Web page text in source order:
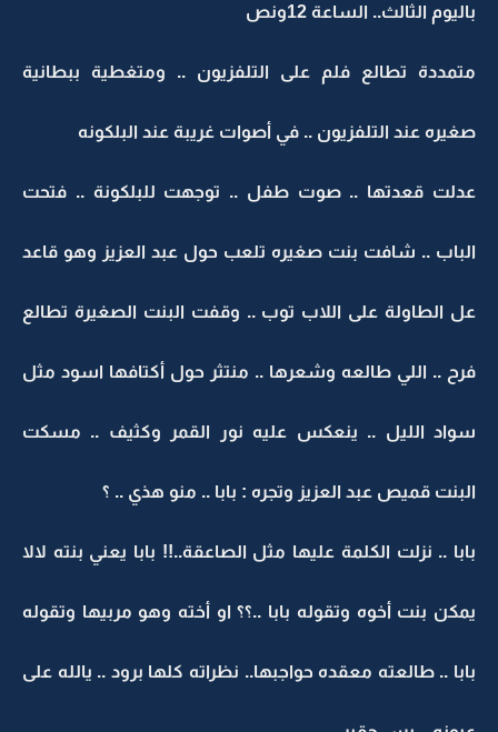
باليوم الثالث.. الساعة 12ونص
متمددة تطالع فلم على التلفزيون .. ومتغطية ببطانية
صغيره عند التلفزيون .. في أصوات غريبة عند البلكونه
عدلت قعدتها .. صوت طفل .. توجهت للبلكونة .. فتحت
الباب .. شافت بنت صغيره تلعب حول عبد العزيز وهو قاعد
عل الطاولة على اللاب توب .. وقفت البنت الصغيرة تطالع
فرح .. اللي طالعه وشعرها .. منتثر حول أكتافها اسود مثل
سواد الليل .. ينعكس عليه نور القمر وكثيف .. مسكت
البنت قميص عبد العزيز وتجره : بابا .. منو هذي .. ؟
بابا .. نزلت الكلمة عليها مثل الصاعقة..!! بابا يعني بنته لالا
يمكن بنت أخوه وتقوله بابا ..؟؟ او أخته وهو مربيها وتقوله
بابا .. طالعته معقده حواجبها.. نظراته كلها برود .. يالله على